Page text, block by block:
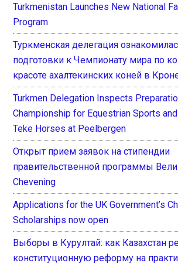
Turkmenistan Launches New National
Program
Туркменская делегация
подготовки к Чемпионату мира по
красоте ахалтекинских коней в
Turkmen Delegation Inspects
Championship for Equestrian Sports
Teke Horses at Peelbergen
Открыт прием заявок на стипендии
правительственной программы
Chevening
Applications for the UK Government’s
Scholarships now open
Выборы в Курултай: как Казахстан
конституционную реформу на